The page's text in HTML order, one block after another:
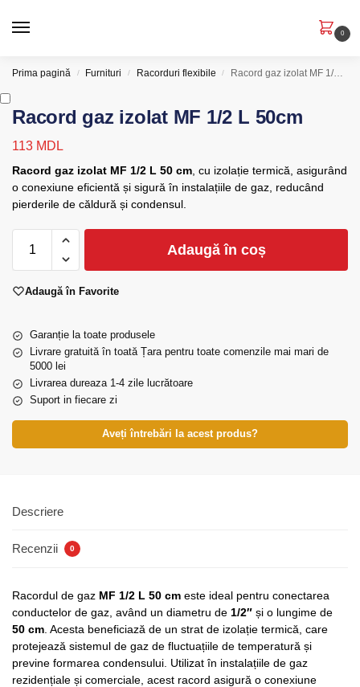
0
Prima pagină / Furnituri / Racorduri flexibile / Racord gaz izolat MF 1/2 L 50cm
Racord gaz izolat MF 1/2 L 50cm
113 MDL
Racord gaz izolat MF 1/2 L 50 cm , cu izolație termică, asigurând
o conexiune eficientă și sigură în instalațiile de gaz, reducând
pierderile de căldură și condensul.
Adaugă în coș
Adaugă în Favorite
Garanție la toate produsele
Livrare gratuită în toată Țara pentru toate comenzile mai mari de
5000 lei
Livrarea dureaza 1-4 zile lucrătoare
Suport in fiecare zi
Aveți întrebări la acest produs?
Descriere
Recenzii 0
Racordul de gaz MF 1/2 L 50 cm este ideal pentru conectarea
conductelor de gaz, având un diametru de 1/2″ și o lungime de
50 cm . Acesta beneficiază de un strat de izolație termică, care
protejează sistemul de gaz de fluctuațiile de temperatură și
previne formarea condensului. Utilizat în instalațiile de gaz
rezidențiale și comerciale, acest racord asigură o conexiune